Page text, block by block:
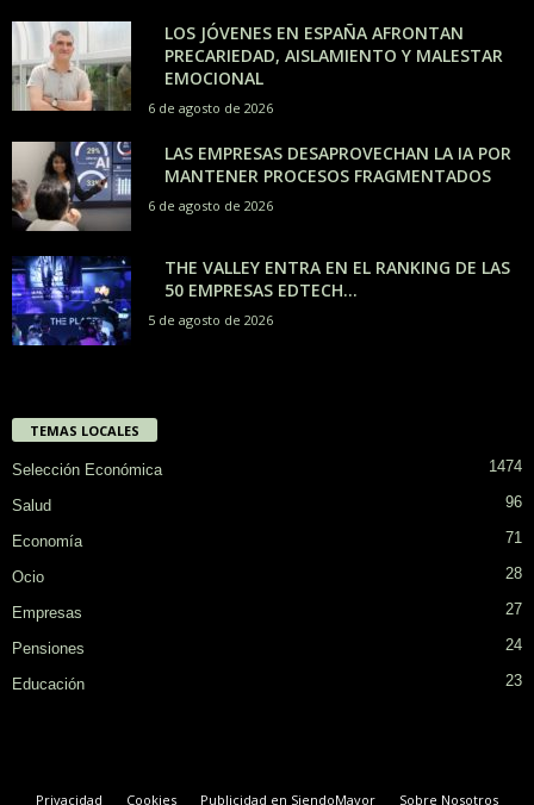
LOS JÓVENES EN ESPAÑA AFRONTAN
PRECARIEDAD, AISLAMIENTO Y MALESTAR
EMOCIONAL
6 de agosto de 2026
LAS EMPRESAS DESAPROVECHAN LA IA POR
MANTENER PROCESOS FRAGMENTADOS
6 de agosto de 2026
THE VALLEY ENTRA EN EL RANKING DE LAS
50 EMPRESAS EDTECH...
5 de agosto de 2026
TEMAS LOCALES
Selección Económica 1474
Salud 96
Economía 71
Ocio 28
Empresas 27
Pensiones 24
Educación 23
Privacidad Cookies Publicidad en SiendoMayor Sobre Nosotros